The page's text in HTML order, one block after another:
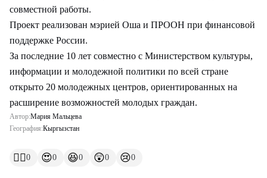
совместной работы.
Проект реализован мэрией Оша и ПРООН при финансовой
поддержке России.
За последние 10 лет совместно с Министерством культуры,
информации и молодежной политики по всей стране
открыто 20 молодежных центров, ориентированных на
расширение возможностей молодых граждан.
Автор:Мария Мальцева
География:Кыргызстан
👍🏻0 😍0 😆0 😲0 😢0